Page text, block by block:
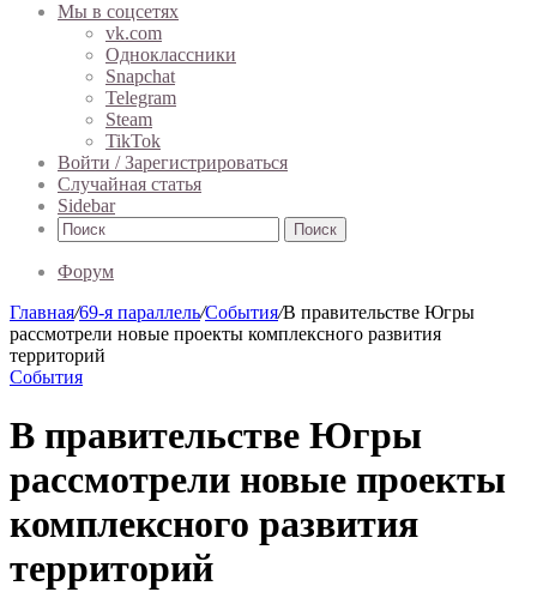
Мы в соцсетях
vk.com
Одноклассники
Snapchat
Telegram
Steam
TikTok
Войти / Зарегистрироваться
Случайная статья
Sidebar
Поиск
Форум
Главная/69-я параллель/События/В правительстве Югры
рассмотрели новые проекты комплексного развития
территорий
События
В правительстве Югры
рассмотрели новые проекты
комплексного развития
территорий